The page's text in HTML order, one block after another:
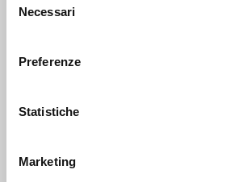
delNecessari
Preferenze
Statistiche
Marketing
15
Rogoredo, Corvetto